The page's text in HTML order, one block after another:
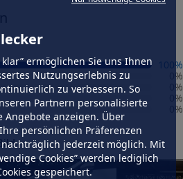
ermöglichen Sie uns Ihnen
Nutzungserlebnis zu
zu verbessern. So
Partnern personalisierte
Angebote anzeigen. Über
persönlichen Präferenzen
jederzeit möglich. Mit
Cookies” werden lediglich
gespeichert.
-
erhalten
7,5
100%
%
%
%
%